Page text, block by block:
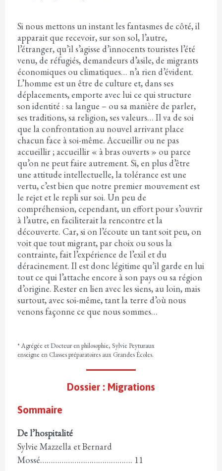
Si nous mettons un instant les fantasmes de côté, il
apparait que recevoir, sur son sol, l’autre,
l’étranger, qu’il s’agisse d’innocents touristes l’été
venu, de réfugiés, demandeurs d’asile, de migrants
économiques ou climatiques… n’a rien d’évident.
L’homme est un être de culture et, dans ses
déplacements, emporte avec lui ce qui structure
son identité : sa langue – ou sa manière de parler,
ses traditions, sa religion, ses valeurs… Il va de soi
que la confrontation au nouvel arrivant place
chacun face à soi-même. Accueillir ou ne pas
accueillir ; accueillir « à bras ouverts » ou parce
qu’on ne peut faire autrement. Si, en plus d’être
une attitude intellectuelle, la tolérance est une
vertu, c’est bien que notre premier mouvement est
le rejet et le repli sur soi. Un peu de
compréhension, cependant, un effort pour s’ouvrir
à l’autre, en faciliterait la rencontre et la
découverte. Car, si on l’écoute un tant soit peu, on
voit que tout migrant, par choix ou sous la
contrainte, fait l’expérience de l’exil et du
déracinement. Il est donc légitime qu’il garde en lui
tout ce qui l’attache encore à son pays ou sa région
d’origine. Rester en lien avec les siens, au loin, mais
surtout, avec soi-même, tant la terre d’où nous
venons façonne ce que nous sommes…
* Agrégée et Docteur en philosophie, Sylvie Peyturaux
enseigne en Classes préparatoires aux Grandes Écoles.
Dossier : Migrations
Sommaire
De l’hospitalité
Sylvie Mazzella et Bernard
Mossé……………………………………. 11